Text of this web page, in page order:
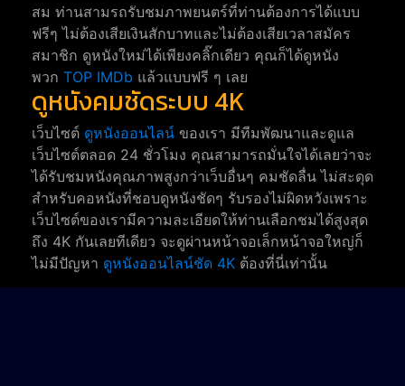
สม ท่านสามรถรับชมภาพยนตร์ที่ท่านต้องการได้แบบ
ฟรีๆ ไม่ต้องเสียเงินสักบาทและไม่ต้องเสียเวลาสมัคร
สมาชิก ดูหนังใหม่ได้เพียงคลิ๊กเดียว คุณก็ได้ดูหนัง
พวก TOP IMDb แล้วแบบฟรี ๆ เลย
ดูหนังคมชัดระบบ 4K
เว็บไซต์ ดูหนังออนไลน์ ของเรา มีทีมพัฒนาและดูแล
เว็บไซต์ตลอด 24 ชั่วโมง คุณสามารถมั่นใจได้เลยว่าจะ
ได้รับชมหนังคุณภาพสูงกว่าเว็บอื่นๆ คมชัดลื่น ไม่สะดุด
สำหรับคอหนังที่ชอบดูหนังชัดๆ รับรองไม่ผิดหวังเพราะ
เว็บไซต์ของเรามีความละเอียดให้ท่านเลือกชมได้สูงสุด
ถึง 4K กันเลยทีเดียว จะดูผ่านหน้าจอเล็กหน้าจอใหญ่ก็
ไม่มีปัญหา ดูหนังออนไลน์ชัด 4K ต้องที่นี่เท่านั้น